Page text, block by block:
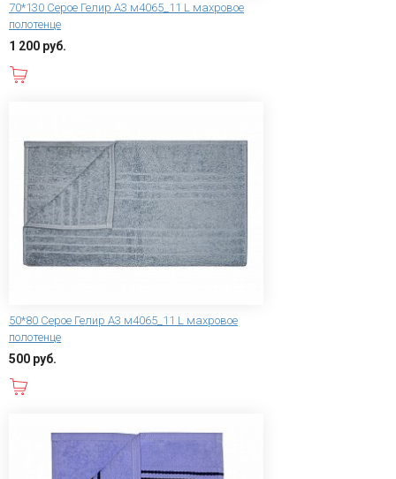
70*130 Серое Гелир А3 м4065_11 L махровое
полотенце
1 200 руб.
50*80 Серое Гелир А3 м4065_11 L махровое
полотенце
500 руб.